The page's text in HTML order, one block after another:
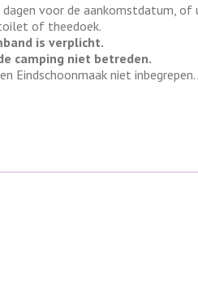
voor de aankomstdatum, of
of theedoek.
is verplicht.
camping niet betreden.
Eindschoonmaak niet